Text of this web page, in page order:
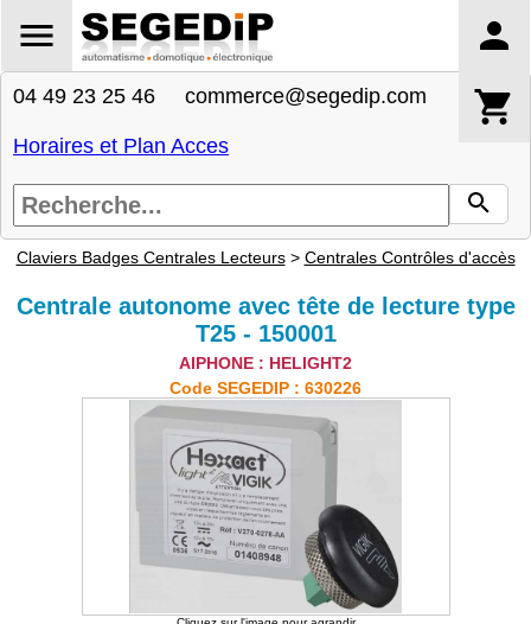
04 49 23 25 46 commerce@segedip.com
Horaires et Plan Acces
Claviers Badges Centrales Lecteurs> Centrales Contrôles d'accès
Centrale autonome avec tête de lecture type
T25 - 150001
AIPHONE : HELIGHT2
Code SEGEDIP : 630226